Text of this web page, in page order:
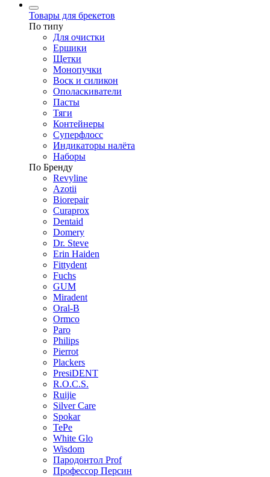
Товары для брекетов
По типу
Для очистки
Ершики
Щетки
Монопучки
Воск и силикон
Ополаскиватели
Пасты
Тяги
Контейнеры
Суперфлосс
Индикаторы налёта
Наборы
По Бренду
Revyline
Azotii
Biorepair
Curaprox
Dentaid
Domery
Dr. Steve
Erin Haiden
Fittydent
Fuchs
GUM
Miradent
Oral-B
Ormco
Paro
Philips
Pierrot
Plackers
PresiDENT
R.O.C.S.
Ruijie
Silver Care
Spokar
TePe
White Glo
Wisdom
Пародонтол Prof
Профессор Персин